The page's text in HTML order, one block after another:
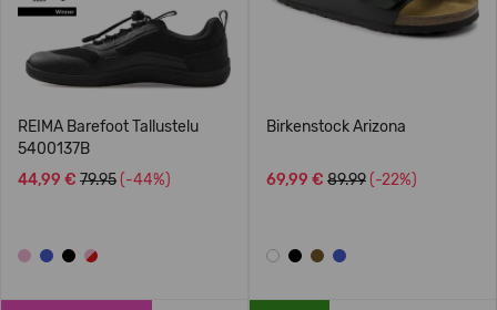
REIMA Barefoot Tallustelu
5400137B
44,99 € 79.95 (-44%)
Birkenstock Arizona
69,99 € 89.99 (-22%)